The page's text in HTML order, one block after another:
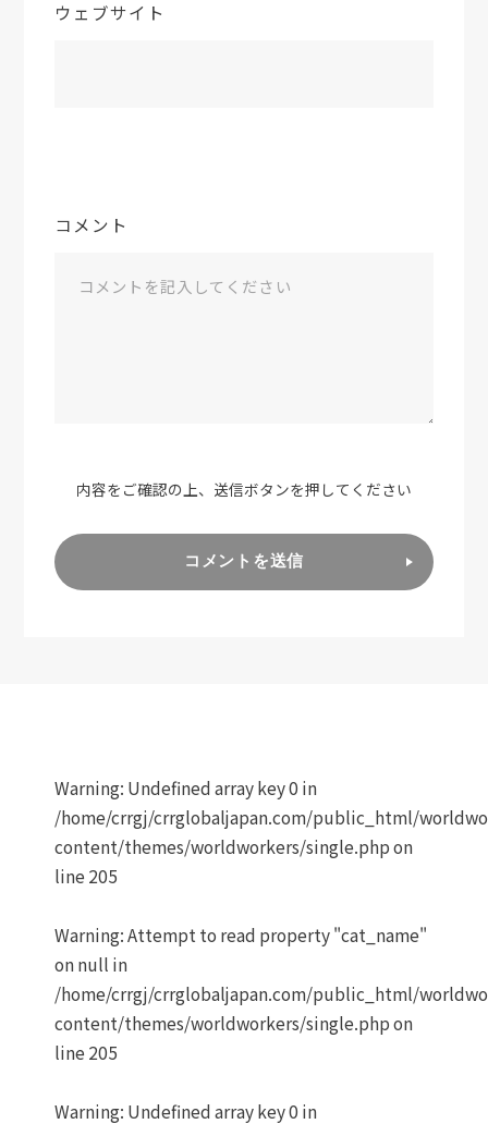
コメント
ウェブサイト
内容をご確認の上、送信ボタンを押してください
コメントを送信
Warning: Undefined array key 0 in
/home/crrgj/crrglobaljapan.com/public_html/
content/themes/worldworkers/single.phpon
line 205
Warning: Attempt to read property "cat_name"
on null in
/home/crrgj/crrglobaljapan.com/public_html/
content/themes/worldworkers/single.phpon
line 205
Warning: Undefined array key 0 in